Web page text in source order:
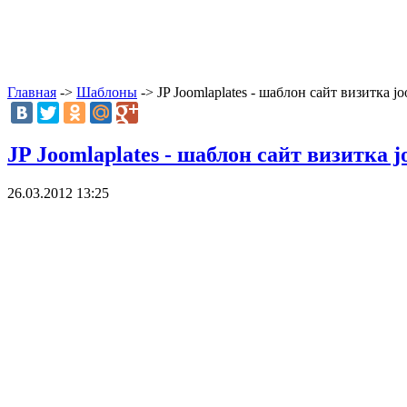
Главная -> Шаблоны -> JP Joomlaplates - шаблон сайт визитка
JP Joomlaplates - шаблон сайт визитка
26.03.2012 13:25